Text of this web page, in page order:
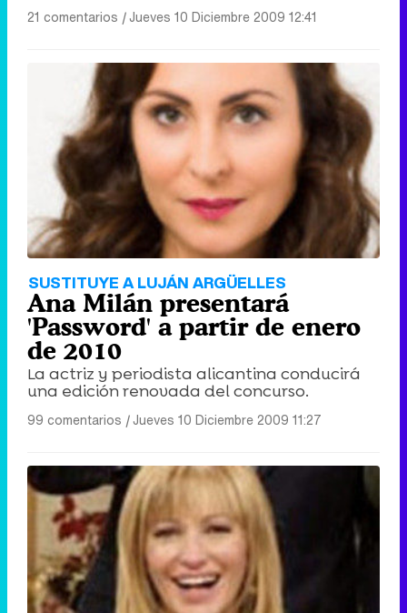
21 comentarios |Jueves 10 Diciembre 2009 12:41
SUSTITUYE A LUJÁN ARGÜELLES
Ana Milán presentará
'Password' a partir de enero
de 2010
La actriz y periodista alicantina conducirá
una edición renovada del concurso.
99 comentarios |Jueves 10 Diciembre 2009 11:27